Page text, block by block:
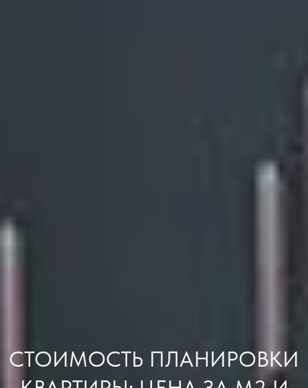
СТОИМОСТЬ ПЛАНИРОВКИ